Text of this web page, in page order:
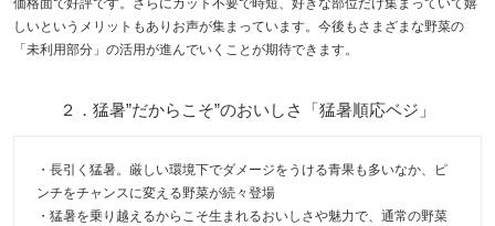
価格面で好評です。さらにカット不要で時短、好きな部位だけ集まっていて嬉
しいというメリットもありお声が集まっています。今後もさまざまな野菜の
「未利用部分」の活用が進んでいくことが期待できます。
２．猛暑”だからこそ”のおいしさ「猛暑順応ベジ」
・長引く猛暑。厳しい環境下でダメージをうける青果も多いなか、ピ
ンチをチャンスに変える野菜が続々登場
・猛暑を乗り越えるからこそ生まれるおいしさや魅力で、通常の野菜